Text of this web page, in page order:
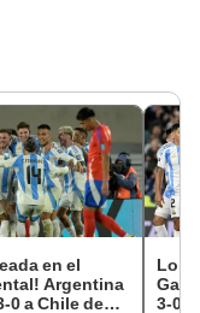
en el
Argentina
0 a Chile de
Lo
Gareca:
3-0 a Chile en el